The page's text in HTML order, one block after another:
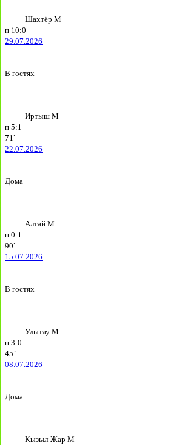
Шахтёр М
п 10:0
29.07.2026
В гостях
Иртыш М
п 5:1
71`
22.07.2026
Дома
Алтай М
п 0:1
90`
15.07.2026
В гостях
Улытау М
п 3:0
45`
08.07.2026
Дома
Кызыл-Жар М